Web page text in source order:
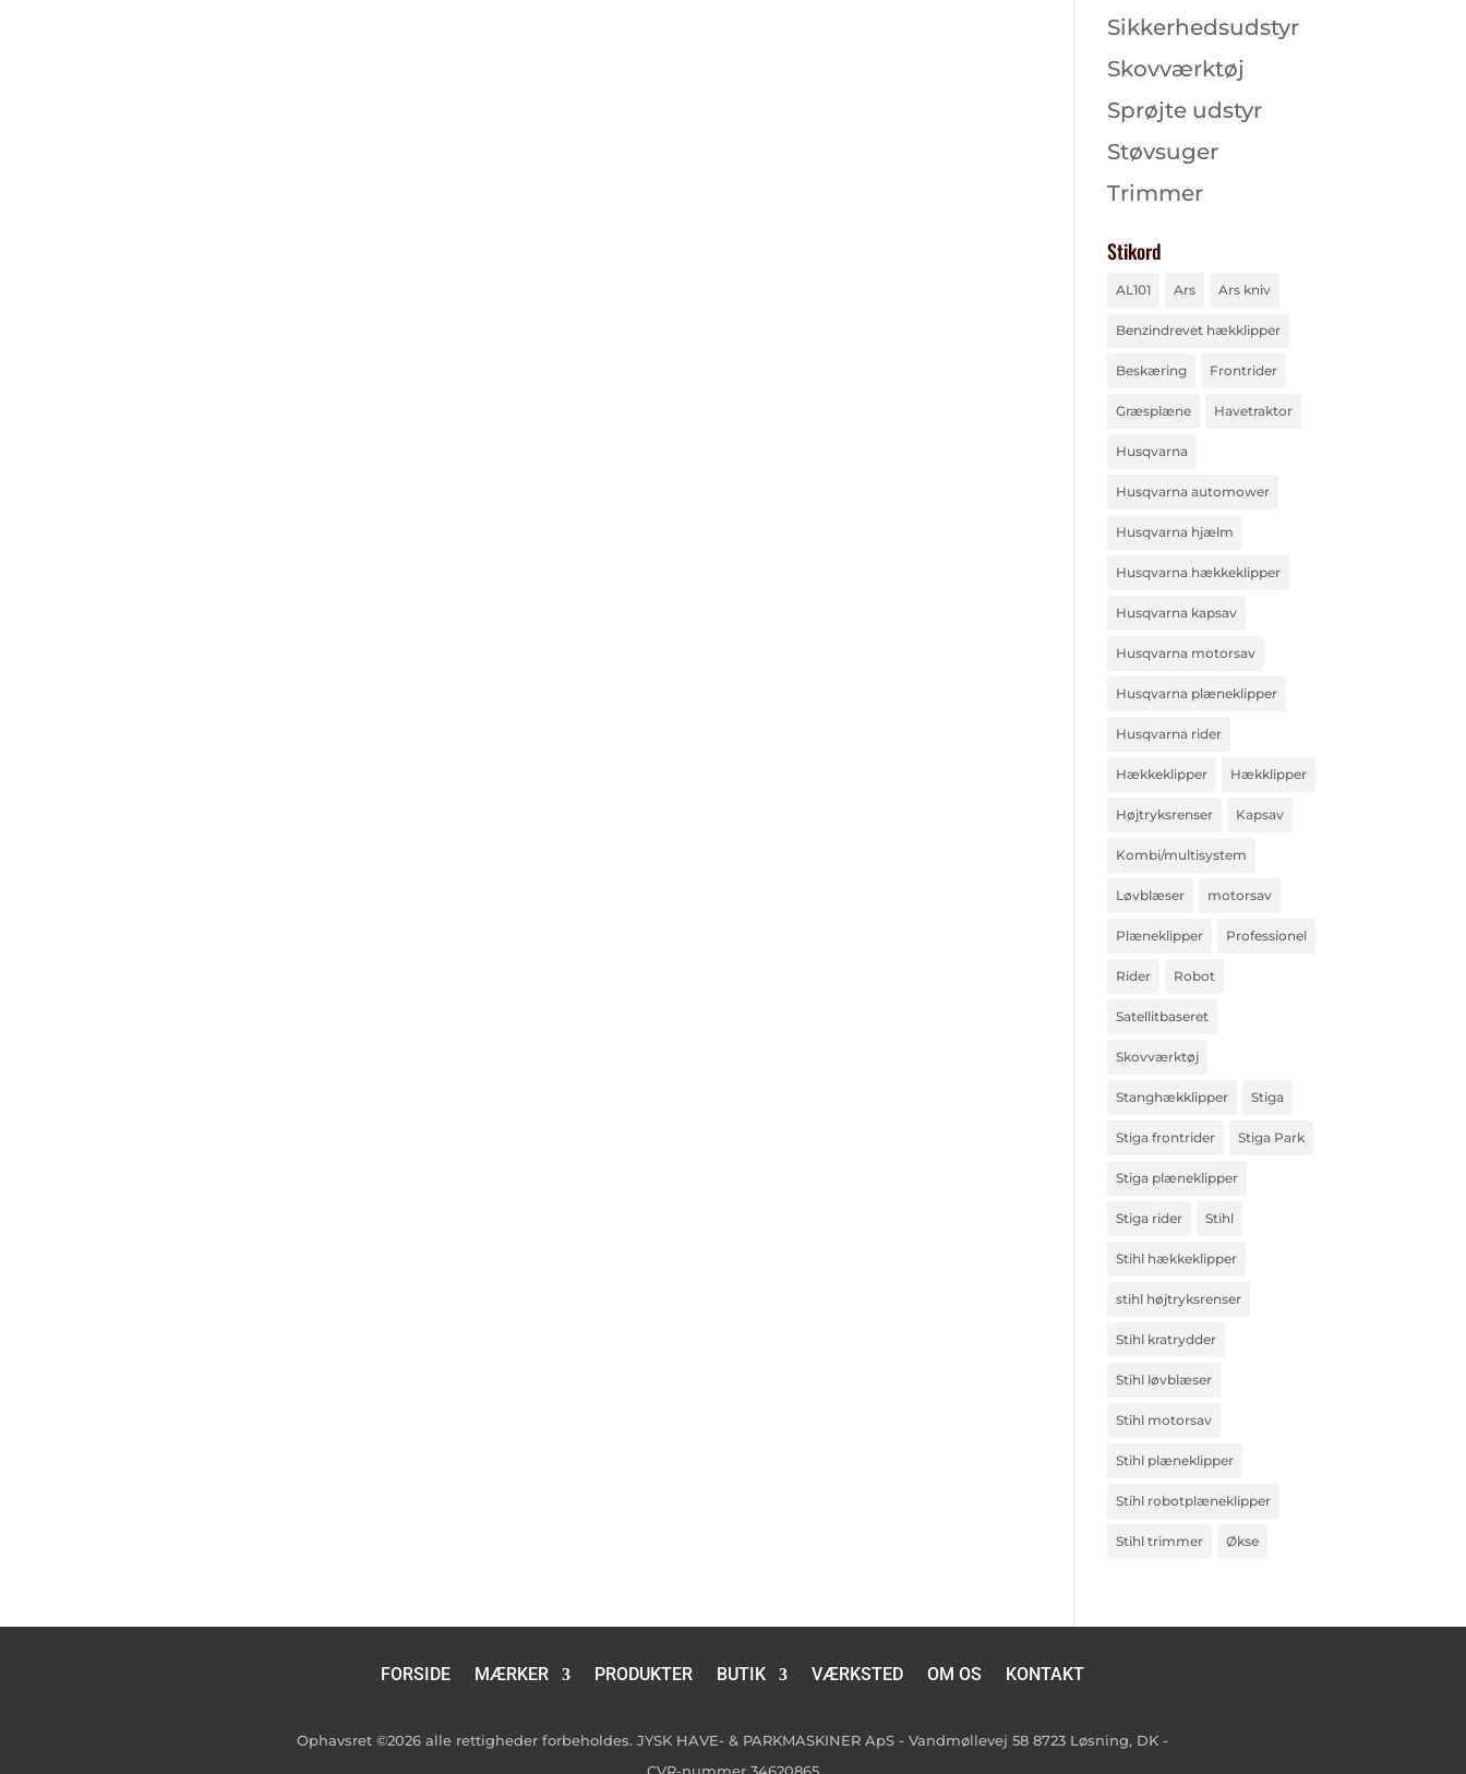
Sikkerhedsudstyr
Skovværktøj
Sprøjte udstyr
Støvsuger
Trimmer
Stikord
AL101 Ars Ars kniv
Benzindrevet hækklipper
Beskæring Frontrider
Græsplæne Havetraktor
Husqvarna
Husqvarna automower
Husqvarna hjælm
Husqvarna hækkeklipper
Husqvarna kapsav
Husqvarna motorsav
Husqvarna plæneklipper
Husqvarna rider
Hækkeklipper Hækklipper
Højtryksrenser Kapsav
Kombi/multisystem
Løvblæser motorsav
Plæneklipper Professionel
Rider Robot
Satellitbaseret
Skovværktøj
Stanghækklipper Stiga
Stiga frontrider Stiga Park
Stiga plæneklipper
Stiga rider Stihl
Stihl hækkeklipper
stihl højtryksrenser
Stihl kratrydder
Stihl løvblæser
Stihl motorsav
Stihl plæneklipper
Stihl robotplæneklipper
Stihl trimmer Økse
FORSIDE MÆRKER PRODUKTER BUTIK VÆRKSTED OM OS KONTAKT
Ophavsret ©2026 alle rettigheder forbeholdes. JYSK HAVE- & PARKMASKINER ApS - Vandmøllevej 58 8723 Løsning, DK -